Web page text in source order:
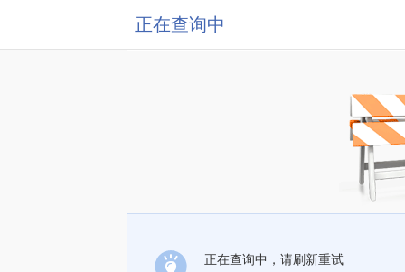
正在查询中
正在查询中，请刷新重试